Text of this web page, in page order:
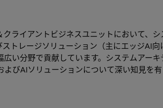
ライアントビジネスユニットにおいて、
トレージソリューション（主にエッジAI
い分野で貢献しています。システムアー
びAIソリューションについて深い知見を